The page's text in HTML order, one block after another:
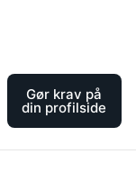
Gør krav på
din profilside